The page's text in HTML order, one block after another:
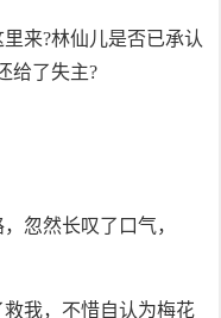
来?林仙儿是否已承认
给了失主?
忽然长叹了口气，
我，不惜自认为梅花